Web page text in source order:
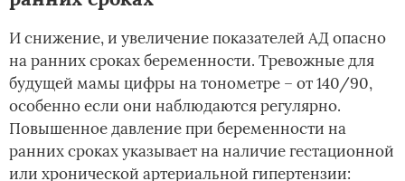
И снижение, и увеличение показателей АД опасно
на ранних сроках беременности. Тревожные для
будущей мамы цифры на тонометре – от 140/90,
особенно если они наблюдаются регулярно.
Повышенное давление при беременности на
ранних сроках указывает на наличие гестационной
или хронической артериальной гипертензии: